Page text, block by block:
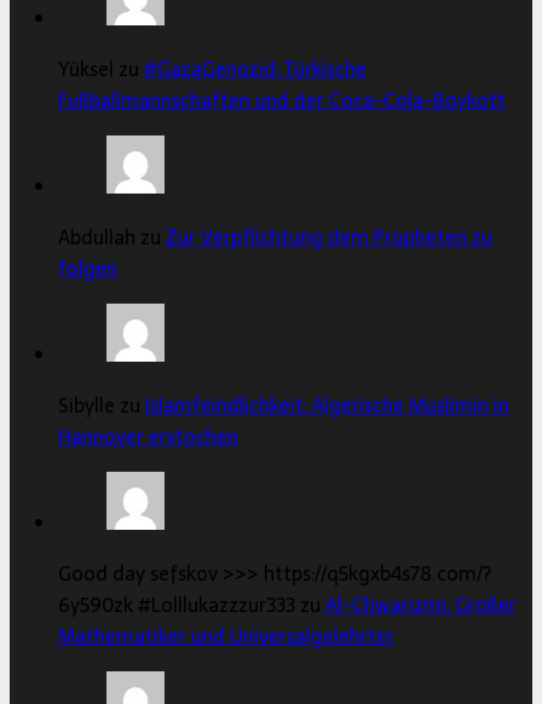
Yüksel zu#GazaGenozid: Türkische
Fußballmannschaften und der Coca-Cola-Boykott
Abdullah zu Zur Verpflichtung dem Propheten zu
folgen
Sibylle zu Islamfeindlichkeit: Algerische Muslimin in
Hannover erstochen
Good day sefskov >>> https://q5kgxb4s78.com/?
6y590zk #Lolllukazzzur333 zuAl-Chwarizmi: Großer
Mathematiker und Universalgelehrter